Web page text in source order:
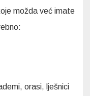
možda već imate
orasi, lješnici